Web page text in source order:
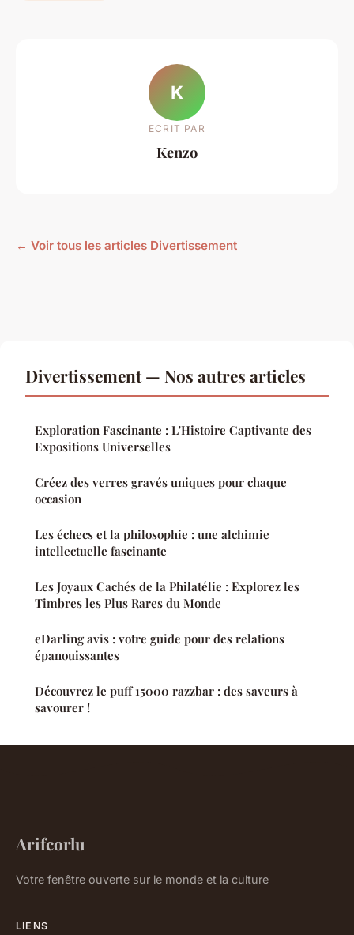
K
ECRIT PAR
Kenzo
← Voir tous les articles Divertissement
Divertissement — Nos autres articles
Exploration Fascinante : L'Histoire Captivante des
Expositions Universelles
Créez des verres gravés uniques pour chaque
occasion
Les échecs et la philosophie : une alchimie
intellectuelle fascinante
Les Joyaux Cachés de la Philatélie : Explorez les
Timbres les Plus Rares du Monde
eDarling avis : votre guide pour des relations
épanouissantes
Découvrez le puff 15000 razzbar : des saveurs à
savourer !
Arifcorlu
Votre fenêtre ouverte sur le monde et la culture
LIENS